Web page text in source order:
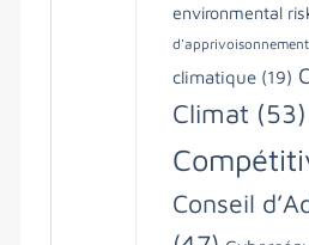
environmental
d'apprivoisonnement
climatique (19)
Climat (53)
Conseil